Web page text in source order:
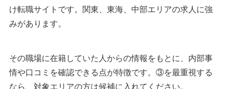
け転職サイトです。関東、東海、中部エリアの求人に強
みがあります。
その職場に在籍していた人からの情報をもとに、内部事
情や口コミを確認できる点が特徴です。③を最重視する
なら、対象エリアの方は候補に入れてください。